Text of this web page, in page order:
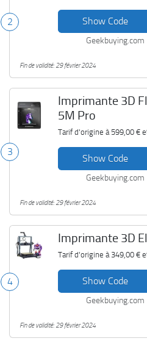
2 Show Code
Geekbuying.com
Fin de validité: 29 février 2024
3
Imprimante 3D
5M Pro
Tarif d'origine à 599,00 €
Show Code
Geekbuying.com
Fin de validité: 29 février 2024
4
Imprimante 3D
Tarif d'origine à 349,00 €
Show Code
Geekbuying.com
Fin de validité: 29 février 2024